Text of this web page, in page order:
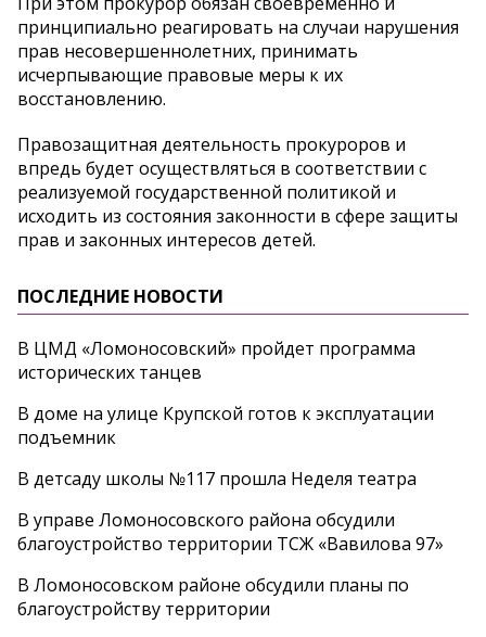
принципиально реагировать на случаи нарушения
прав несовершеннолетних, принимать
исчерпывающие правовые меры к их
восстановлению.
Правозащитная деятельность прокуроров и
впредь будет осуществляться в соответствии с
реализуемой государственной политикой и
исходить из состояния законности в сфере защиты
прав и законных интересов детей.
ПОСЛЕДНИЕ НОВОСТИ
В ЦМД «Ломоносовский» пройдет программа
исторических танцев
В доме на улице Крупской готов к эксплуатации
подъемник
В детсаду школы №117 прошла Неделя театра
В управе Ломоносовского района обсудили
благоустройство территории ТСЖ «Вавилова 97»
В Ломоносовском районе обсудили планы по
благоустройству территории